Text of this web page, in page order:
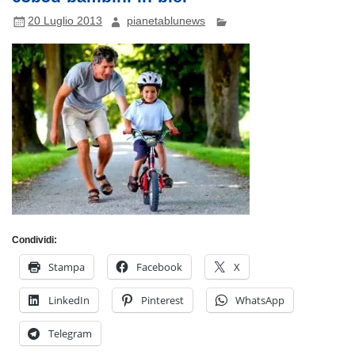
20 Luglio 2013 pianetablunews
Condividi:
Stampa Facebook X
LinkedIn Pinterest WhatsApp
Telegram